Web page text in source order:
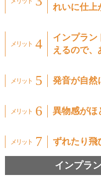
れいに仕上
インプラン
えるので、
発音が自然
異物感がほ
ずれたり飛
インプラ